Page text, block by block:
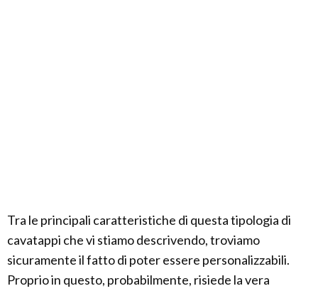
Tra le principali caratteristiche di questa tipologia di
cavatappi che vi stiamo descrivendo, troviamo
sicuramente il fatto di poter essere personalizzabili.
Proprio in questo, probabilmente, risiede la vera